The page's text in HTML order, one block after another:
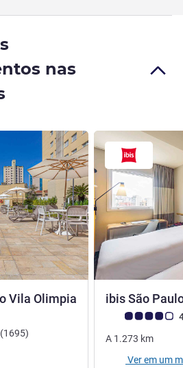
nas
Vila Olimpia
(Classificação ALL)
(1695comentários
)
ibis São
Classificação
A 1.273 km
Ver em um